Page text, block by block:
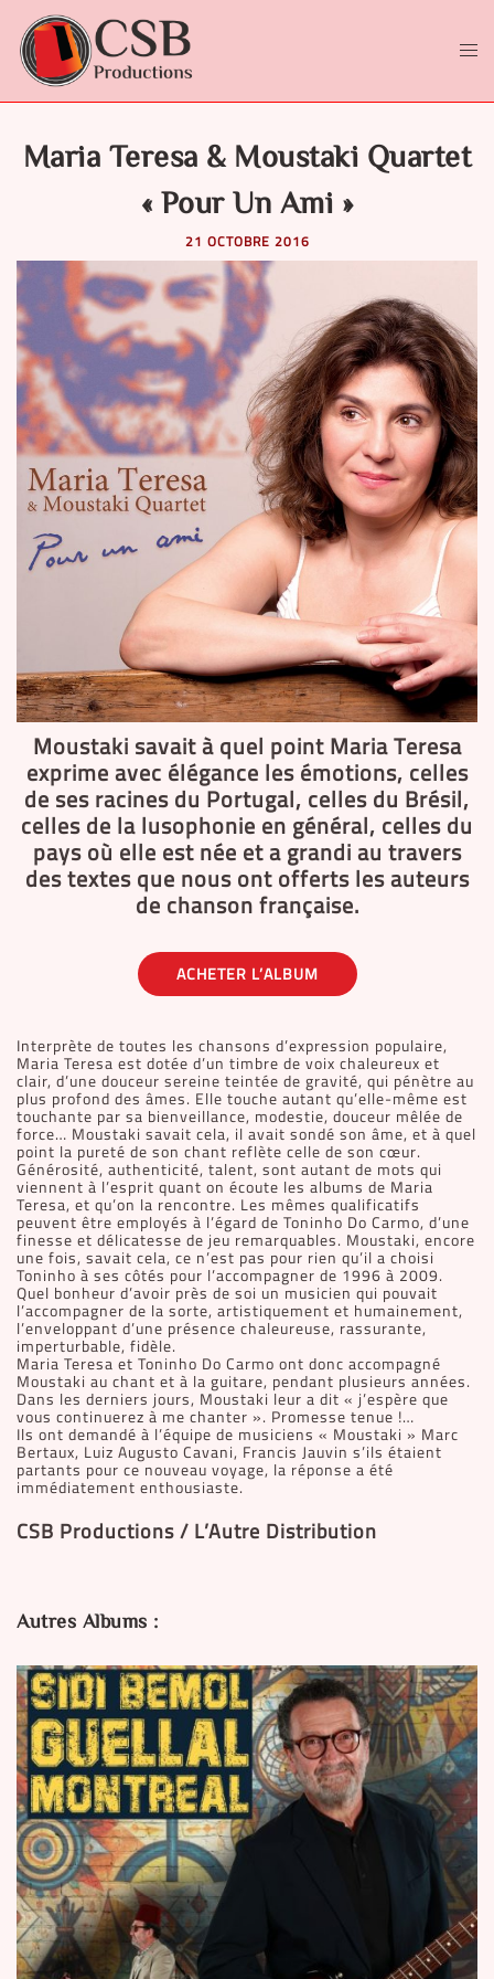
contenu
Maria Teresa & Moustaki Quartet
« Pour Un Ami »
21 OCTOBRE 2016
Moustaki savait à quel point Maria Teresa
exprime avec élégance les émotions, celles
de ses racines du Portugal, celles du Brésil,
celles de la lusophonie en général, celles du
pays où elle est née et a grandi au travers
des textes que nous ont offerts les auteurs
de chanson française.
ACHETER L’ALBUM
Interprète de toutes les chansons d’expression populaire,
Maria Teresa est dotée d’un timbre de voix chaleureux et
clair, d’une douceur sereine teintée de gravité, qui pénètre au
plus profond des âmes. Elle touche autant qu’elle-même est
touchante par sa bienveillance, modestie, douceur mêlée de
force… Moustaki savait cela, il avait sondé son âme, et à quel
point la pureté de son chant reflète celle de son cœur.
Générosité, authenticité, talent, sont autant de mots qui
viennent à l’esprit quant on écoute les albums de Maria
Teresa, et qu’on la rencontre. Les mêmes qualificatifs
peuvent être employés à l’égard de Toninho Do Carmo, d’une
finesse et délicatesse de jeu remarquables. Moustaki, encore
une fois, savait cela, ce n’est pas pour rien qu’il a choisi
Toninho à ses côtés pour l’accompagner de 1996 à 2009.
Quel bonheur d’avoir près de soi un musicien qui pouvait
l’accompagner de la sorte, artistiquement et humainement,
l’enveloppant d’une présence chaleureuse, rassurante,
imperturbable, fidèle.
Maria Teresa et Toninho Do Carmo ont donc accompagné
Moustaki au chant et à la guitare, pendant plusieurs années.
Dans les derniers jours, Moustaki leur a dit « j’espère que
vous continuerez à me chanter ». Promesse tenue !…
Ils ont demandé à l’équipe de musiciens « Moustaki » Marc
Bertaux, Luiz Augusto Cavani, Francis Jauvin s’ils étaient
partants pour ce nouveau voyage, la réponse a été
immédiatement enthousiaste.
CSB Productions / L’Autre Distribution
Autres Albums :